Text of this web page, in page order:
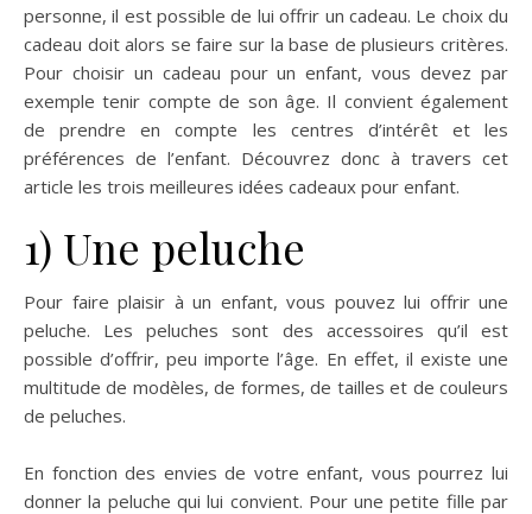
personne, il est possible de lui offrir un cadeau. Le choix du
cadeau doit alors se faire sur la base de plusieurs critères.
Pour choisir un cadeau pour un enfant, vous devez par
exemple tenir compte de son âge. Il convient également
de prendre en compte les centres d’intérêt et les
préférences de l’enfant. Découvrez donc à travers cet
article les trois meilleures idées cadeaux pour enfant.
1) Une peluche
Pour faire plaisir à un enfant, vous pouvez lui offrir une
peluche. Les peluches sont des accessoires qu’il est
possible d’offrir, peu importe l’âge. En effet, il existe une
multitude de modèles, de formes, de tailles et de couleurs
de peluches.
En fonction des envies de votre enfant, vous pourrez lui
donner la peluche qui lui convient. Pour une petite fille par